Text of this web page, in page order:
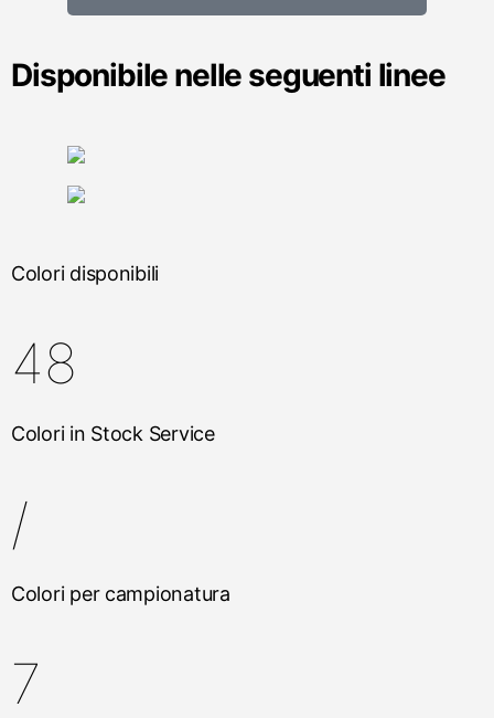
Disponibile nelle seguenti linee
Colori disponibili
48
Colori in Stock Service
/
Colori per campionatura
7